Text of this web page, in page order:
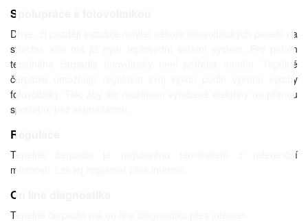
Spolupráce s fotovoltaikou
Dříve, či později instaluje majitel několik fotovoltaických panelů na
střechu, kde má již nyní teplovodní solární systém. Pro pohon
tepelného čerpadla fotovoltaiky není potřeba mnoho. Tepelné
čerpadlo umožňuje regulovat svůj výkon podle výkonu výroby
fotovoltaiky. Tak, aby šlo maximum vyrobené elektřiny na přímou
spotřebu, bez akumulátoru.
Regulace
Tepelné čerpadlo je regulováno terminálem z referenční
místnosti. Lze jej regulovat přes internet.
On line diagnostika
Tepelné čerpadlo má on-line diagnostiku přes internet.